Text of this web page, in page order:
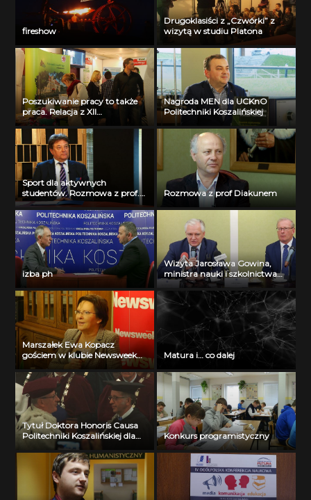
fireshow
Drugoklasiści z „Czwórki” z
wizytą w studiu Platona
Poszukiwanie pracy to także
praca. Relacja z XII
Akademickich Targów Pracy
Politechniki Koszalińskiej
Nagroda MEN dla UCKnO
Politechniki Koszalińskiej
Sport dla aktywnych
studentów. Rozmowa z prof.
Kazimierzem Szymańskim
Rozmowa z prof Diakunem
izba ph
Wizyta Jarosława Gowina,
ministra nauki i szkolnictwa
wyższego na Politechnice
Koszalińskiej
Marszałek Ewa Kopacz
gościem w klubie Newsweek
Matura i… co dalej
Tytuł Doktora Honoris Causa
Politechniki Koszalińskiej dla
prof. Józefa Gawlika z
Politechniki Krakowskiej
Konkurs programistyczny